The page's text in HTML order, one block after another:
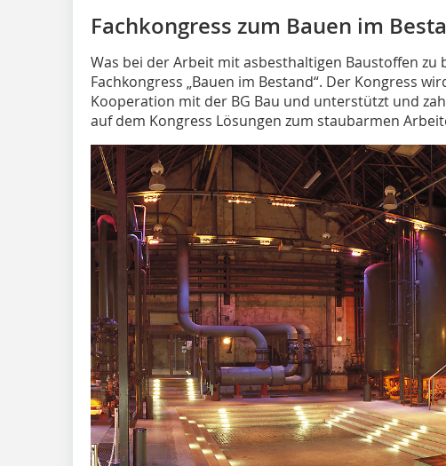
Fachkongress zum Bauen im
Was bei der Arbeit mit asbesthaltigen Baustoffen zu
Fachkongress „Bauen im Bestand“. Der Kongress
Kooperation mit der BG Bau und unterstützt und
auf dem Kongress Lösungen zum staubarmen